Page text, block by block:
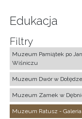
Edukacja
Filtry
Muzeum Pamiątek po
Wiśniczu
Muzeum Dwór w Dołędze
Muzeum Zamek w
Muzeum Ratusz -